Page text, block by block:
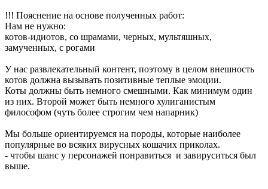
!!! Пояснение на основе полученных работ:
Нам не нужно:
котов-идиотов, со шрамами, черных, мультяшных,
замученных, с рогами
У нас развлекательный контент, поэтому в целом внешность
котов должна вызывать позитивные теплые эмоции.
Коты должны быть немного смешными. Как минимум один
из них. Второй может быть немного хулиганистым
философом (чуть более строгим чем напарник)
Мы больше ориентируемся на породы, которые наиболее
популярные во всяких вирусных кошачих приколах.
- чтобы шанс у персонажей понравиться и завируситься был
выше.